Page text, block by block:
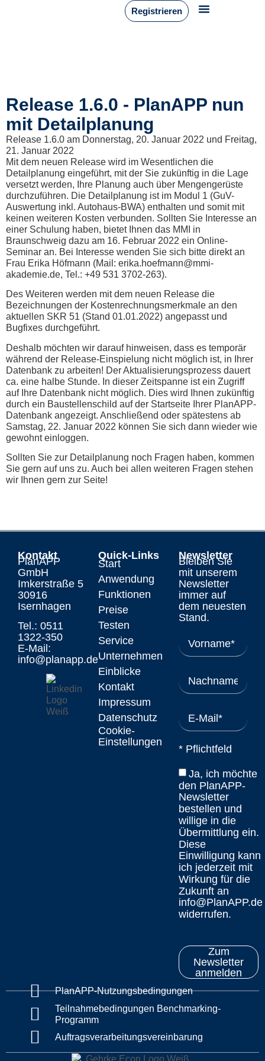
Registrieren
Release 1.6.0 - PlanAPP nun
mit Detailplanung
Release 1.6.0 am Donnerstag, 20. Januar 2022 und Freitag,
21. Januar 2022
Mit dem neuen Release wird im Wesentlichen die
Detailplanung eingeführt, mit der Sie zukünftig in die Lage
versetzt werden, Ihre Planung auch über Mengengerüste
durchzuführen. Die Detailplanung ist im Modul 1 (GuV-
Auswertung inkl. Autohaus-BWA) enthalten und somit mit
keinen weiteren Kosten verbunden. Sollten Sie Interesse an
einer Schulung haben, bietet Ihnen das MMI in
Braunschweig dazu am 16. Februar 2022 ein Online-
Seminar an. Bei Interesse wenden Sie sich bitte direkt an
Frau Erika Höfmann (Mail: erika.hoefmann@mmi-
akademie.de, Tel.: +49 531 3702-263).
Des Weiteren werden mit dem neuen Release die
Bezeichnungen der Kostenrechnungsmerkmale an den
aktuellen SKR 51 (Stand 01.01.2022) angepasst und
Bugfixes durchgeführt.
Deshalb möchten wir darauf hinweisen, dass es temporär
während der Release-Einspielung nicht möglich ist, in Ihrer
Datenbank zu arbeiten! Der Aktualisierungsprozess dauert
ca. eine halbe Stunde. In dieser Zeitspanne ist ein Zugriff
auf Ihre Datenbank nicht möglich. Dies wird Ihnen zukünftig
durch ein Baustellenschild auf der Startseite Ihrer PlanAPP-
Datenbank angezeigt. Anschließend oder spätestens ab
Samstag, 22. Januar 2022 können Sie sich dann wieder wie
gewohnt einloggen.
Sollten Sie zur Detailplanung noch Fragen haben, kommen
Sie gern auf uns zu. Auch bei allen weiteren Fragen stehen
wir Ihnen gern zur Seite!
Kontakt
PlanAPP
GmbH
Imkerstraße 5
30916
Isernhagen
Tel.: 0511
1322-350
E-Mail:
info@planapp.de
Quick-Links
Start
Anwendung
Funktionen
Preise
Testen
Service
Unternehmen
Einblicke
Kontakt
Impressum
Datenschutz
Cookie-
Einstellungen
Newsletter
Bleiben Sie
mit unserem
Newsletter
immer auf
dem neuesten
Stand.
* Pflichtfeld
Ja, ich möchte
den PlanAPP-
Newsletter
bestellen und
willige in die
Übermittlung ein.
Diese
Einwilligung kann
ich jederzeit mit
Wirkung für die
Zukunft an
info@PlanAPP.de
widerrufen.
Zum
Newsletter
anmelden
PlanAPP-Nutzungsbedingungen
Teilnahmebedingungen Benchmarking-
Programm
Auftragsverarbeitungsvereinbarung